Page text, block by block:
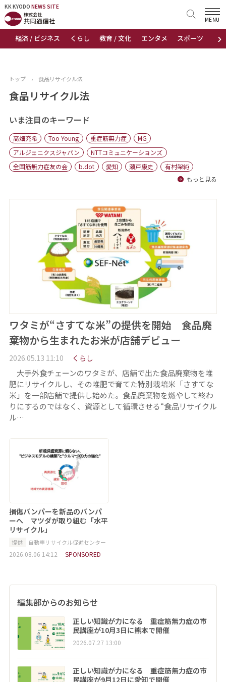
KK KYODO NEWS SITE
›
経済 / ビジネス くらし 教育 / 文化 エンタメ スポーツ 地域
MENU
KK KYODONEWS SITE
トップページ
ニュース
おすすめコンテンツ
出版物
会社概要
トップ › 食品リサイクル法
食品リサイクル法
いま注目のキーワード
高畑充希 Too Young 重症筋無力症
MG
アルジェニクスジャパン
NTTコミュニケーションズ
全国筋無力症友の会
b.dot 愛知 瀬戸康史
有村架純
もっと見る
ワタミが“さすてな米”の提供を開始 食品廃
棄物から生まれたお米が店舗デビュー
2026.05.13 11:10 くらし
大手外食チェーンのワタミが、店舗で出た食品廃棄物を堆
肥にリサイクルし、その堆肥で育てた特別栽培米「さすてな
米」を一部店舗で提供し始めた。食品廃棄物を燃やして終わ
りにするのではなく、資源として循環させる“食品リサイクル
ル…
損傷バンパーを新品のバンパ
ーへ マツダが取り組む「水平
リサイクル」
提供 自動車リサイクル促進センター
2026.08.06 14:12 SPONSORED
編集部からのお知らせ
正しい知識が力になる 重症筋無力症の市
民講座が10月3日に熊本で開催
2026.07.27 13:00
正しい知識が力になる 重症筋無力症の市
民講座が9月12日に愛知で開催